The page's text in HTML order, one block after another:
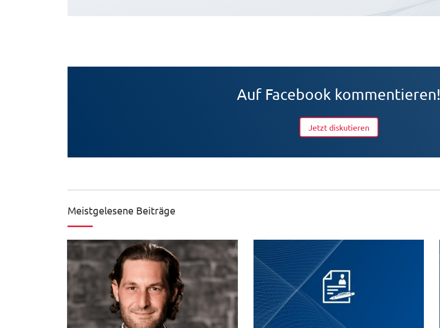
Auf Facebook kommentieren!
Jetzt diskutieren
Meistgelesene Beiträge